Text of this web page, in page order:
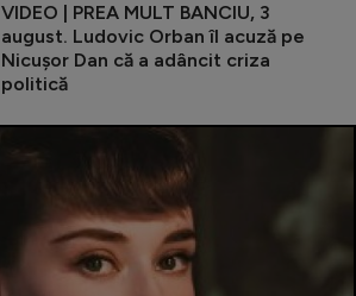
VIDEO | PREA MULT BANCIU, 3
august. Ludovic Orban îl acuză pe
Nicușor Dan că a adâncit criza
politică